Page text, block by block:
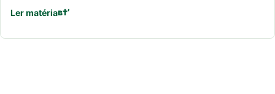
Ler matéria